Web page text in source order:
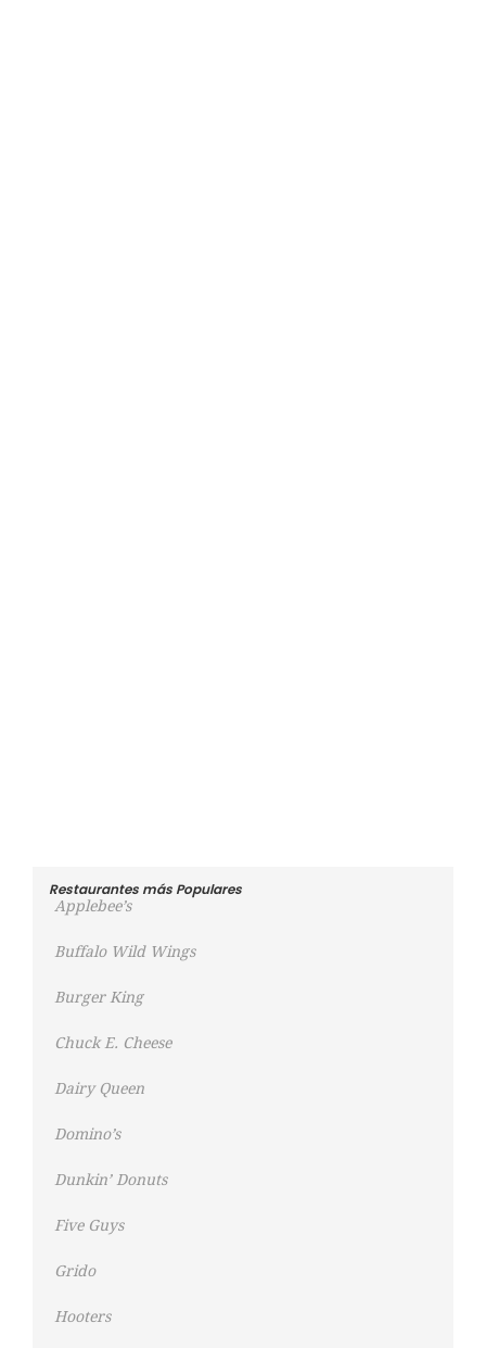
Restaurantes más Populares
Applebee’s
Buffalo Wild Wings
Burger King
Chuck E. Cheese
Dairy Queen
Domino’s
Dunkin’ Donuts
Five Guys
Grido
Hooters